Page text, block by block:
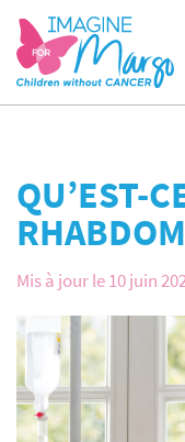
QU’EST-
Mis à jour le 10 juin